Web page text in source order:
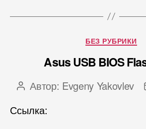
Рубрики
БЕЗ РУБРИКИ
Asus USB BIOS
Автор
Автор: Evgeny Yakovlev
Ссылка: